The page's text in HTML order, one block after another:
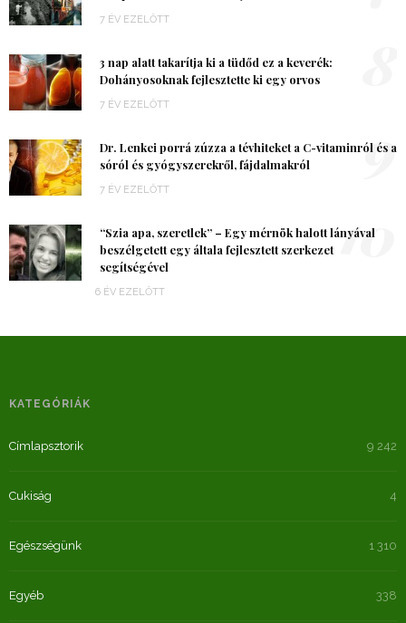
7 ÉV EZELŐTT
3 nap alatt takarítja ki a tüdőd ez a keverék:
Dohányosoknak fejlesztette ki egy orvos
7 ÉV EZELŐTT
Dr. Lenkei porrá zúzza a tévhiteket a C-vitaminról és a
sóról és gyógyszerekről, fájdalmakról
7 ÉV EZELŐTT
9
“Szia apa, szeretlek” – Egy mérnök halott lányával
beszélgetett egy általa fejlesztett szerkezet
segítségével
6 ÉV EZELŐTT
10
KATEGÓRIÁK
Címlapsztorik 9 242
Cukiság 4
Egészségünk 1 310
Egyéb 338